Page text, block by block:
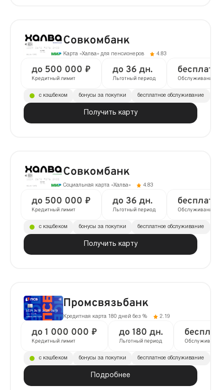
Совкомбанк
Карта «Халва» для пенсионеров 4.83
до 500 000 ₽
Кредитный лимит
до 36 дн.
Льготный период Обслуживание
Получить карту
с кэшбеком бонусы за покупки бесплатное обслуживание
Совкомбанк
Социальная карта «Халва» 4.83
до 500 000 ₽
Кредитный лимит
до 36 дн.
Льготный период Обслуживание
Получить карту
с кэшбеком бонусы за покупки бесплатное обслуживание
Промсвязьбанк
Кредитная карта 180 дней без % 2.19
до 1 000 000 ₽
Кредитный лимит
до 180 дн.
Льготный период
Подробнее
с кэшбеком бонусы за покупки бесплатное обслуживание